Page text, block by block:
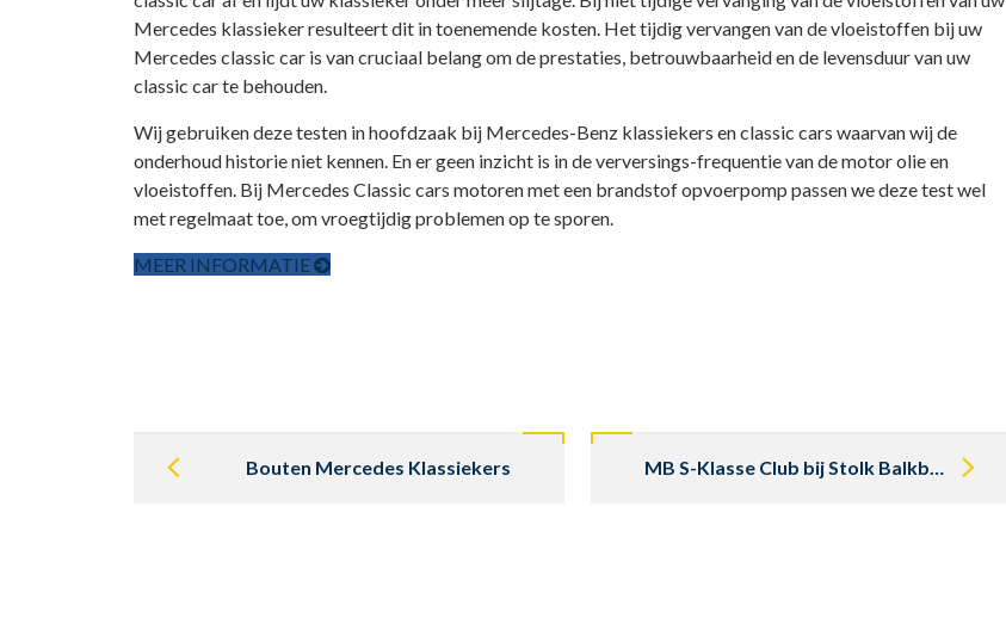
Mercedes klassieker resulteert dit in toenemende kosten. Het tijdig vervangen van de vloeistoffen bij uw
Mercedes classic car is van cruciaal belang om de prestaties, betrouwbaarheid en de levensduur van uw
classic car te behouden.
Wij gebruiken deze testen in hoofdzaak bij Mercedes-Benz klassiekers en classic cars waarvan wij de
onderhoud historie niet kennen. En er geen inzicht is in de verversings-frequentie van de motor olie en
vloeistoffen. Bij Mercedes Classic cars motoren met een brandstof opvoerpomp passen we deze test wel
met regelmaat toe, om vroegtijdig problemen op te sporen.
MEER INFORMATIE
navigation
Bouten Mercedes Klassiekers